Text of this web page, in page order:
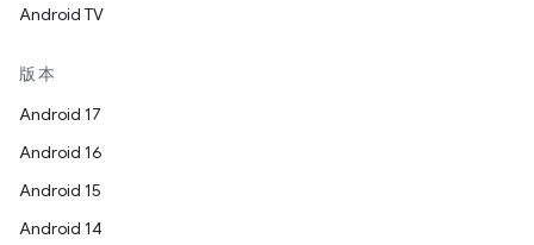
Android TV
版本
Android 17
Android 16
Android 15
Android 14